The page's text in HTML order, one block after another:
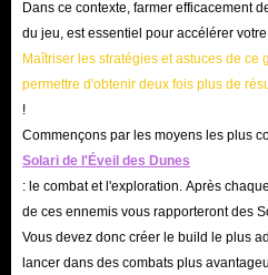
Dans ce contexte, farmer efficacement
du jeu, est essentiel pour accélérer
Maîtriser les stratégies et astuces de ce
permettre d'obtenir deux fois plus de
!
Commençons par les moyens les plus
Solari de l'Éveil des Dunes
: le combat et l'exploration. Après
de ces ennemis vous rapporteront des
Vous devez donc créer le build le plus
lancer dans des combats plus